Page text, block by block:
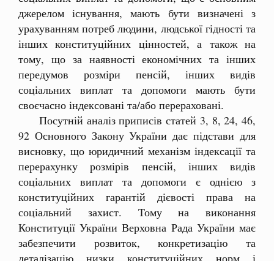
джерелом існування, мають бути визначені з
урахуванням потреб людини, людської гідності та
інших конституційних цінностей, а також на
тому, що за наявності економічних та інших
передумов розміри пенсій, інших видів
соціальних виплат та допомоги мають бути
своєчасно індексовані та/або перераховані.
Посутній аналіз приписів статей 3, 8, 24, 46,
92 Основного Закону України дає підстави для
висновку, що юридичний механізм індексації та
перерахунку розмірів пенсій, інших видів
соціальних виплат та допомоги є однією з
конституційних гарантій дієвості права на
соціальний захист. Тому на виконання
Конституції України Верховна Рада України має
забезпечити розвиток, конкретизацію та
деталізацію низки конституційних норм і